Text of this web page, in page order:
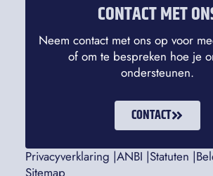
CONTACT MET
Neem contact met ons op voor
of om te bespreken hoe je
ondersteunen.
CONTACT
Privacyverklaring |ANBI |Statuten |
Sitemap